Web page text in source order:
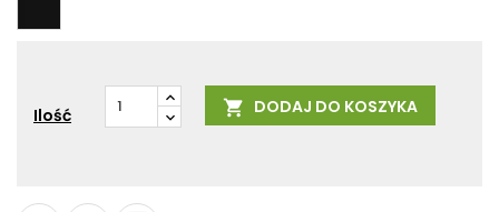
Ilość  DODAJ DO KOSZYKA